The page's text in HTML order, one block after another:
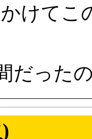
かけて
だった